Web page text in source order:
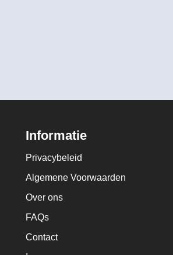
Informatie
Privacybeleid
Algemene Voorwaarden
Over ons
FAQs
Contact